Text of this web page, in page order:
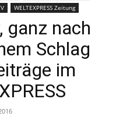
Medien
WELTEXPRESS Zeitung
ganz nach
Schlag
im